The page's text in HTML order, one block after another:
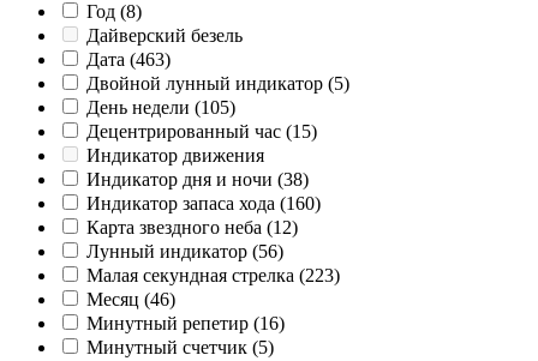
Год (8)
Дайверский безель
Дата (463)
Двойной лунный индикатор (5)
День недели (105)
Децентрированный час (15)
Индикатор движения
Индикатор дня и ночи (38)
Индикатор запаса хода (160)
Карта звездного неба (12)
Лунный индикатор (56)
Малая секундная стрелка (223)
Месяц (46)
Минутный репетир (16)
Минутный счетчик (5)